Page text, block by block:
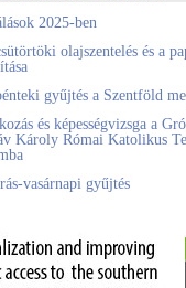
2025-ben
olajszentelés és a
gyűjtés a Szentföld
és képességvizsga a
Károly Római Katolikus
vasárnapi gyűjtés